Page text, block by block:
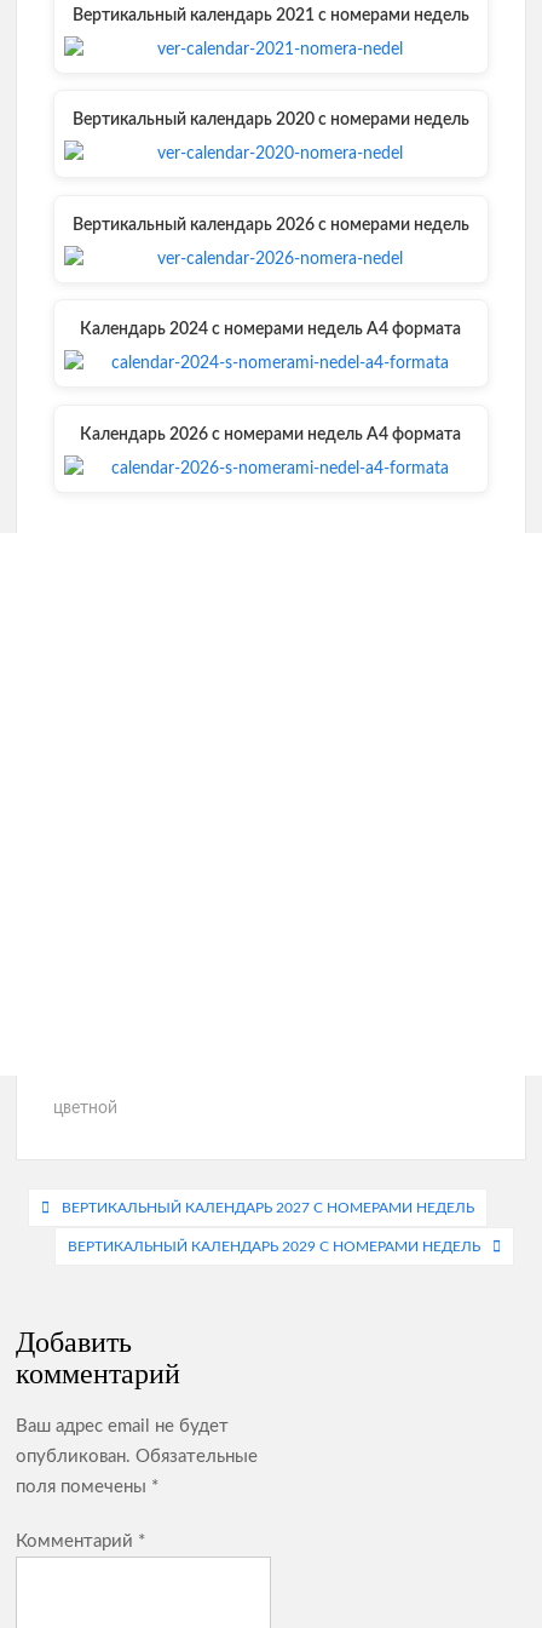
Вертикальный календарь 2021 с номерами недель
Вертикальный календарь 2020 с номерами недель
Вертикальный календарь 2026 с номерами недель
Календарь 2024 с номерами недель А4 формата
Календарь 2026 с номерами недель А4 формата
цветной
Навигация
ВЕРТИКАЛЬНЫЙ КАЛЕНДАРЬ 2027 С НОМЕРАМИ НЕДЕЛЬ
ВЕРТИКАЛЬНЫЙ КАЛЕНДАРЬ 2029 С НОМЕРАМИ НЕДЕЛЬ
Добавить
комментарий
Ваш адрес email не будет
опубликован. Обязательные
поля помечены *
Комментарий *